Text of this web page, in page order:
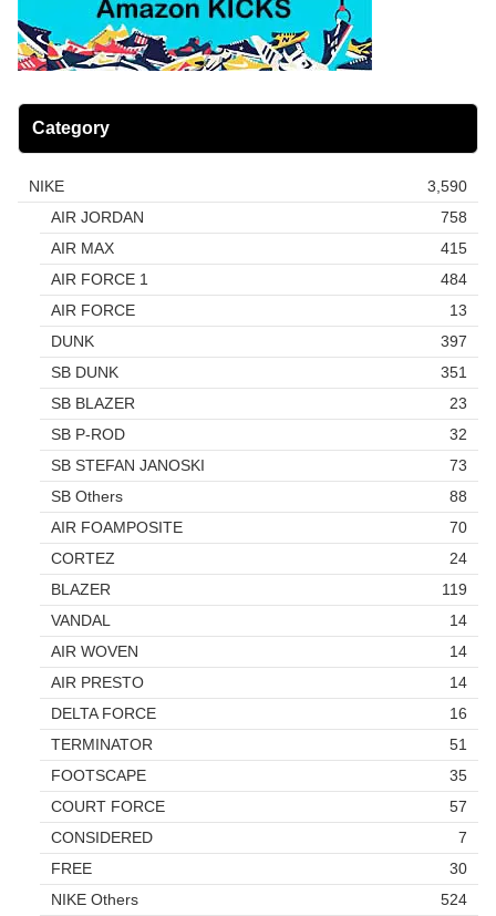
Category
NIKE
3,590
AIR JORDAN
758
AIR MAX
415
AIR FORCE 1
484
AIR FORCE
13
DUNK
397
SB DUNK
351
SB BLAZER
23
SB P-ROD
32
SB STEFAN JANOSKI
73
SB Others
88
AIR FOAMPOSITE
70
CORTEZ
24
BLAZER
119
VANDAL
14
AIR WOVEN
14
AIR PRESTO
14
DELTA FORCE
16
TERMINATOR
51
FOOTSCAPE
35
COURT FORCE
57
CONSIDERED
7
FREE
30
NIKE Others
524